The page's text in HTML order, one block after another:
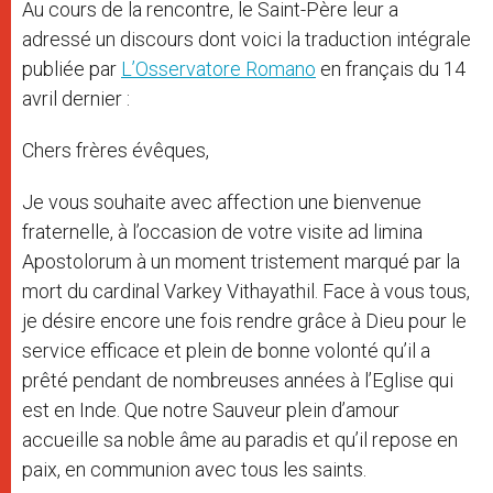
Au cours de la rencontre, le Saint-Père leur a
adressé un discours dont voici la traduction intégrale
publiée par L’Osservatore Romano en français du 14
avril dernier :
Chers frères évêques,
Je vous souhaite avec affection une bienvenue
fraternelle, à l’occasion de votre visite ad limina
Apostolorum à un moment tristement marqué par la
mort du cardinal Varkey Vithayathil. Face à vous tous,
je désire encore une fois rendre grâce à Dieu pour le
service efficace et plein de bonne volonté qu’il a
prêté pendant de nombreuses années à l’Eglise qui
est en Inde. Que notre Sauveur plein d’amour
accueille sa noble âme au paradis et qu’il repose en
paix, en communion avec tous les saints.